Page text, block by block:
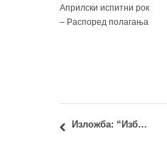
Априлски испитни рок
– Распоред полагања
Изложба: “Избрисано памћење: Визуелна реконструкција несталог архитектонског наслеђа Новог Сада”